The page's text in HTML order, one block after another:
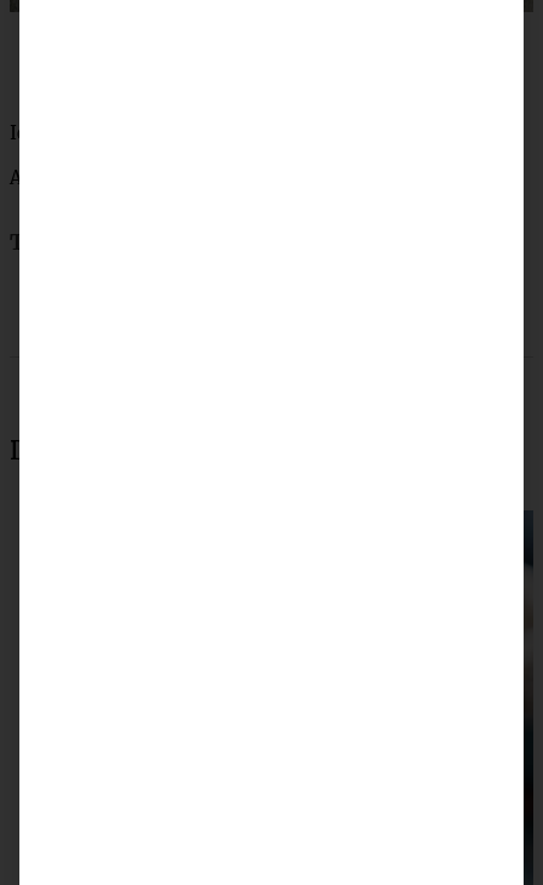
Ich wünsch’ Euch was!
Andrea
Teile das Rezept
Das könnte auch interessant sein: